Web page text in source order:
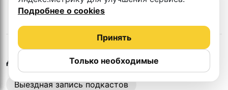
Другие студии в Ташкенте
Выездная запись подкастов
Подробнее о cookies
Только необходимые
Принять